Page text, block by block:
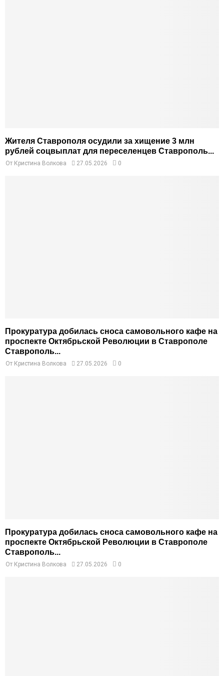
Жителя Ставрополя осудили за хищение 3 млн
рублей соцвыплат для переселенцев Ставрополь...
От Кристина Волкова 27.05.2026 0
Прокуратура добилась сноса самовольного кафе на
проспекте Октябрьской Революции в Ставрополе
Ставрополь...
От Кристина Волкова 27.05.2026 0
Прокуратура добилась сноса самовольного кафе на
проспекте Октябрьской Революции в Ставрополе
Ставрополь...
От Кристина Волкова 27.05.2026 0